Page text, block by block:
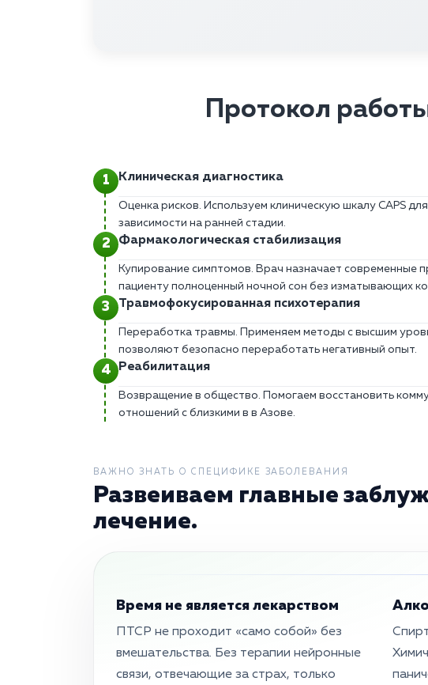
Протокол
Клиническая диагностика
Оценка рисков. Используем клиническую шкалу CAPS
зависимости на ранней стадии.
Фармакологическая стабилизация
Купирование симптомов. Врач назначает современные
пациенту полноценный ночной сон без изматывающих
Травмофокусированная психотерапия
Переработка травмы. Применяем методы с высшим
позволяют безопасно переработать негативный опыт.
Реабилитация
Возвращение в общество. Помогаем восстановить
отношений с близкими в в Азове.
ВАЖНО ЗНАТЬ О СПЕЦИФИКЕ ЗАБОЛЕВАНИЯ
Развеиваем главные
лечение.
Время не является лекарством
ПТСР не проходит «само собой» без
вмешательства. Без терапии нейронные
связи, отвечающие за страх, только